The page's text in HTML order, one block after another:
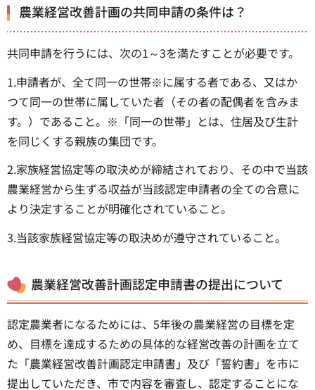
農業経営改善計画の共同申請の条件は？
共同申請を行うには、次の1～3を満たすことが必要です。
1.申請者が、全て同一の世帯※に属する者である、又はか
つて同一の世帯に属していた者（その者の配偶者を含みま
す。）であること。※「同一の世帯」とは、住居及び生計
を同じくする親族の集団です。
2.家族経営協定等の取決めが締結されており、その中で当該
農業経営から生ずる収益が当該認定申請者の全ての合意に
より決定することが明確化されていること。
3.当該家族経営協定等の取決めが遵守されていること。
農業経営改善計画認定申請書の提出について
認定農業者になるためには、5年後の農業経営の目標を定
め、目標を達成するための具体的な経営改善の計画を立て
た「農業経営改善計画認定申請書」及び「誓約書」を市に
提出していただき、市で内容を審査し、認定することにな